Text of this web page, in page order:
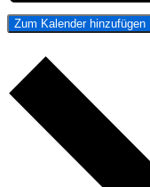
Zum Kalender hinzufügen